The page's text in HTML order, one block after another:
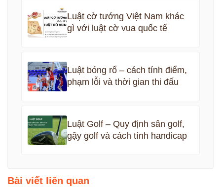
Luật cờ tướng Việt Nam khác
gì với luật cờ vua quốc tế
Luật bóng rổ – cách tính điểm,
phạm lỗi và thời gian thi đấu
Luật Golf – Quy định sân golf,
gậy golf và cách tính handicap
Bài viết liên quan